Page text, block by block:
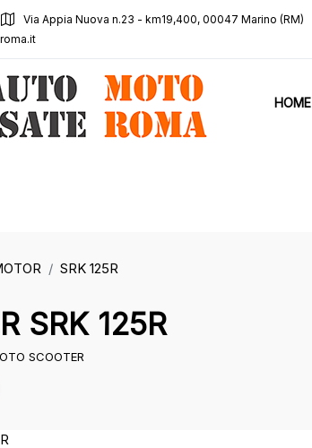
Via Appia Nuova n.23 - km19,400, 00047 Marino (RM)
HOME
SRK 125R
SRK 125R
SCOOTER